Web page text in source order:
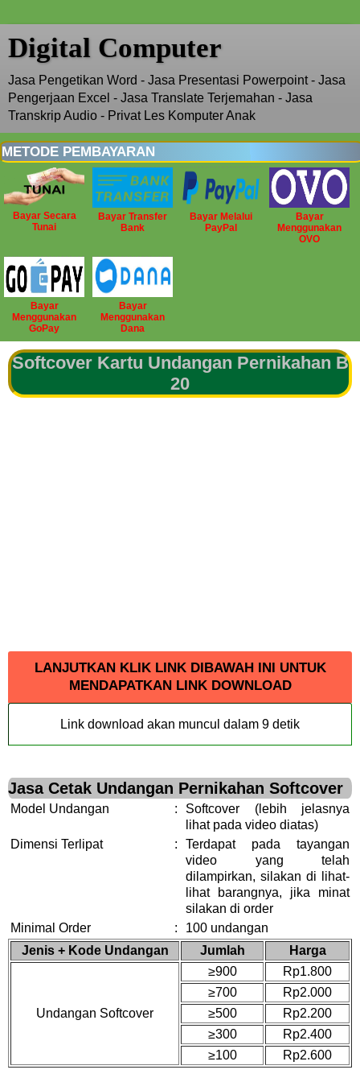
Digital Computer
Jasa Pengetikan Word - Jasa Presentasi Powerpoint - Jasa
Pengerjaan Excel - Jasa Translate Terjemahan - Jasa
Transkrip Audio - Privat Les Komputer Anak
METODE PEMBAYARAN
Bayar Secara
Tunai
Bayar Transfer
Bank
Bayar Melalui
PayPal
Bayar
Menggunakan
OVO
Bayar
Menggunakan
GoPay
Bayar
Menggunakan
Dana
Softcover Kartu Undangan Pernikahan B
20
LANJUTKAN KLIK LINK DIBAWAH INI UNTUK
MENDAPATKAN LINK DOWNLOAD
Link download akan muncul dalam 9 detik
Jasa Cetak Undangan Pernikahan Softcover
Model Undangan :
Softcover (lebih jelasnya
lihat pada video diatas)
Dimensi Terlipat
:
Terdapat pada tayangan
video yang telah
dilampirkan, silakan di lihat-
lihat barangnya, jika minat
silakan di order
Minimal Order
:
100 undangan
Jenis + Kode Undangan
Jumlah Harga
Undangan Softcover
≥900
Rp1.800
≥700
Rp2.000
≥500
Rp2.200
≥300
Rp2.400
≥100
Rp2.600